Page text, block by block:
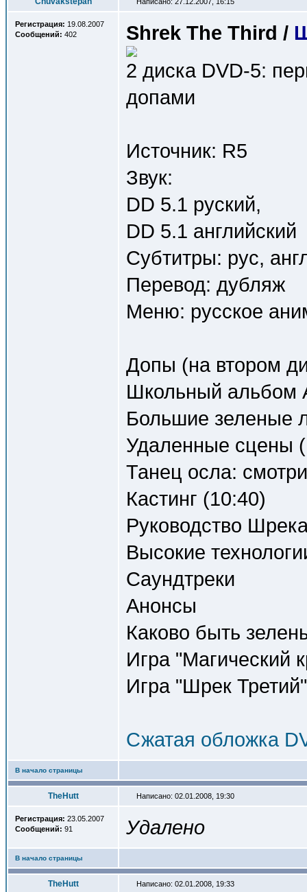
Регистрация: 19.08.2007
Сообщений: 402 Shrek The Third /
2 диска DVD-5:
допами
Источник: R5
Звук:
DD 5.1 руский,
DD 5.1 английский
Субтитры: рус,
Перевод: дубляж
Меню: русское
Допы (на втором
Школьный альбом
Большие зеленые
Удаленные сцены
Танец осла:
Кастинг (10:40)
Руководство
Высокие
Саундтреки
Анонсы
Каково быть
Игра "Магический
Игра "Шрек
Сжатая обложка
В начало страницы
TheHutt Написано: 02.01.2008, 19:30
Регистрация: 23.05.2007
Сообщений: 91 Удалено
В начало страницы
TheHutt Написано: 02.01.2008, 19:33